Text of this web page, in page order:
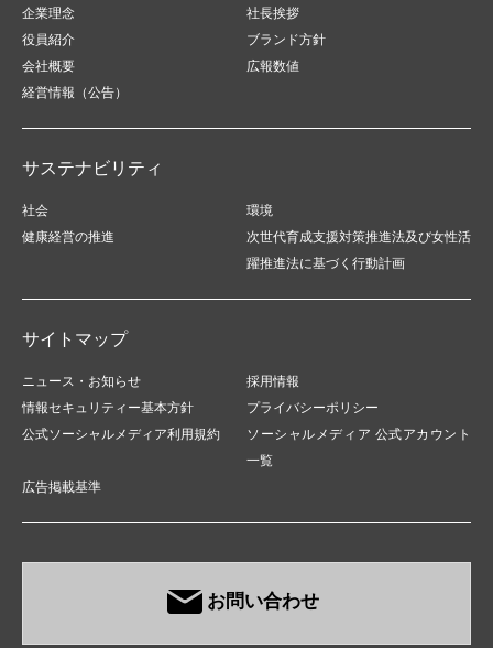
企業理念
社長挨拶
役員紹介
ブランド方針
会社概要
広報数値
経営情報（公告）
サステナビリティ
社会
環境
健康経営の推進
次世代育成支援対策推進法及び女性活
躍推進法に基づく行動計画
サイトマップ
ニュース・お知らせ
採用情報
情報セキュリティー基本方針
プライバシーポリシー
公式ソーシャルメディア利用規約
ソーシャルメディア 公式アカウント
一覧
広告掲載基準
お問い合わせ